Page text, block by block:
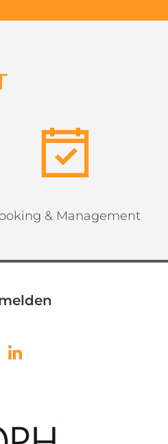
& Management